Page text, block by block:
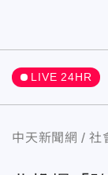
LIVE 24HR
中天新聞網 社